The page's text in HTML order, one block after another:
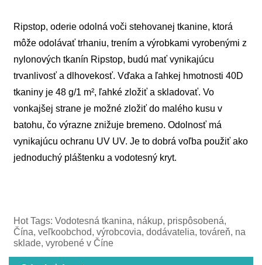
Ripstop, oderie odolná voči stehovanej tkanine, ktorá
môže odolávať trhaniu, trením a výrobkami vyrobenými z
nylonových tkanín Ripstop, budú mať vynikajúcu
trvanlivosť a dlhovekosť. Vďaka a ľahkej hmotnosti 40D
tkaniny je 48 g/1 m², ľahké zložiť a skladovať. Vo
vonkajšej strane je možné zložiť do malého kusu v
batohu, čo výrazne znižuje bremeno. Odolnosť má
vynikajúcu ochranu UV UV. Je to dobrá voľba použiť ako
jednoduchý pláštenku a vodotesný kryt.
Hot Tags: Vodotesná tkanina, nákup, prispôsobená,
Čína, veľkoobchod, výrobcovia, dodávatelia, továreň, na
sklade, vyrobené v Číne